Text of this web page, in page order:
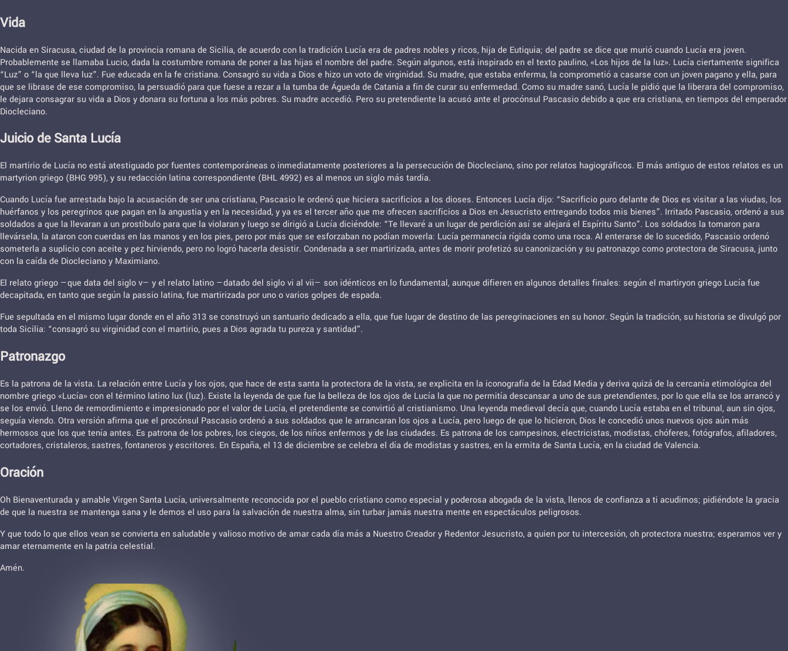
Vida
Nacida en Siracusa, ciudad de la provincia romana de Sicilia, de acuerdo con la tradición Lucía era de padres nobles y ricos, hija de Eutiquia; del padre se dice que murió cuando Lucía era joven.
Probablemente se llamaba Lucio, dada la costumbre romana de poner a las hijas el nombre del padre. Según algunos, está inspirado en el texto paulino, «Los hijos de la luz». Lucía ciertamente significa
“Luz” o “la que lleva luz”. Fue educada en la fe cristiana. Consagró su vida a Dios e hizo un voto de virginidad. Su madre, que estaba enferma, la comprometió a casarse con un joven pagano y ella, para
que se librase de ese compromiso, la persuadió para que fuese a rezar a la tumba de Águeda de Catania a fin de curar su enfermedad. Como su madre sanó, Lucía le pidió que la liberara del compromiso,
le dejara consagrar su vida a Dios y donara su fortuna a los más pobres. Su madre accedió. Pero su pretendiente la acusó ante el procónsul Pascasio debido a que era cristiana, en tiempos del emperador
Diocleciano.
Juicio de Santa Lucía
El martirio de Lucía no está atestiguado por fuentes contemporáneas o inmediatamente posteriores a la persecución de Diocleciano, sino por relatos hagiográficos. El más antiguo de estos relatos es un
martyrion griego (BHG 995), y su redacción latina correspondiente (BHL 4992) es al menos un siglo más tardía.
Cuando Lucía fue arrestada bajo la acusación de ser una cristiana, Pascasio le ordenó que hiciera sacrificios a los dioses. Entonces Lucía dijo: “Sacrificio puro delante de Dios es visitar a las viudas, los
huérfanos y los peregrinos que pagan en la angustia y en la necesidad, y ya es el tercer año que me ofrecen sacrificios a Dios en Jesucristo entregando todos mis bienes”. Irritado Pascasio, ordenó a sus
soldados a que la llevaran a un prostíbulo para que la violaran y luego se dirigió a Lucía diciéndole: “Te llevaré a un lugar de perdición así se alejará el Espíritu Santo”. Los soldados la tomaron para
llevársela, la ataron con cuerdas en las manos y en los pies, pero por más que se esforzaban no podían moverla: Lucía permanecía rígida como una roca. Al enterarse de lo sucedido, Pascasio ordenó
someterla a suplicio con aceite y pez hirviendo, pero no logró hacerla desistir. Condenada a ser martirizada, antes de morir profetizó su canonización y su patronazgo como protectora de Siracusa, junto
con la caída de Diocleciano y Maximiano.
El relato griego —que data del siglo v— y el relato latino —datado del siglo vi al vii— son idénticos en lo fundamental, aunque difieren en algunos detalles finales: según el martiryon griego Lucía fue
decapitada, en tanto que según la passio latina, fue martirizada por uno o varios golpes de espada.
Fue sepultada en el mismo lugar donde en el año 313 se construyó un santuario dedicado a ella, que fue lugar de destino de las peregrinaciones en su honor. Según la tradición, su historia se divulgó por
toda Sicilia: “consagró su virginidad con el martirio, pues a Dios agrada tu pureza y santidad”.
Patronazgo
Es la patrona de la vista. La relación entre Lucía y los ojos, que hace de esta santa la protectora de la vista, se explicita en la iconografía de la Edad Media y deriva quizá de la cercanía etimológica del
nombre griego «Lucía» con el término latino lux (luz). Existe la leyenda de que fue la belleza de los ojos de Lucía la que no permitía descansar a uno de sus pretendientes, por lo que ella se los arrancó y
se los envió. Lleno de remordimiento e impresionado por el valor de Lucía, el pretendiente se convirtió al cristianismo. Una leyenda medieval decía que, cuando Lucía estaba en el tribunal, aun sin ojos,
seguía viendo. Otra versión afirma que el procónsul Pascasio ordenó a sus soldados que le arrancaran los ojos a Lucía, pero luego de que lo hicieron, Dios le concedió unos nuevos ojos aún más
hermosos que los que tenía antes. Es patrona de los pobres, los ciegos, de los niños enfermos y de las ciudades. Es patrona de los campesinos, electricistas, modistas, chóferes, fotógrafos, afiladores,
cortadores, cristaleros, sastres, fontaneros y escritores. En España, el 13 de diciembre se celebra el día de modistas y sastres, en la ermita de Santa Lucía, en la ciudad de Valencia.
Oración
Oh Bienaventurada y amable Virgen Santa Lucía, universalmente reconocida por el pueblo cristiano como especial y poderosa abogada de la vista, llenos de confianza a ti acudimos; pidiéndote la gracia
de que la nuestra se mantenga sana y le demos el uso para la salvación de nuestra alma, sin turbar jamás nuestra mente en espectáculos peligrosos.
Y que todo lo que ellos vean se convierta en saludable y valioso motivo de amar cada día más a Nuestro Creador y Redentor Jesucristo, a quien por tu intercesión, oh protectora nuestra; esperamos ver y
amar eternamente en la patria celestial.
Amén.